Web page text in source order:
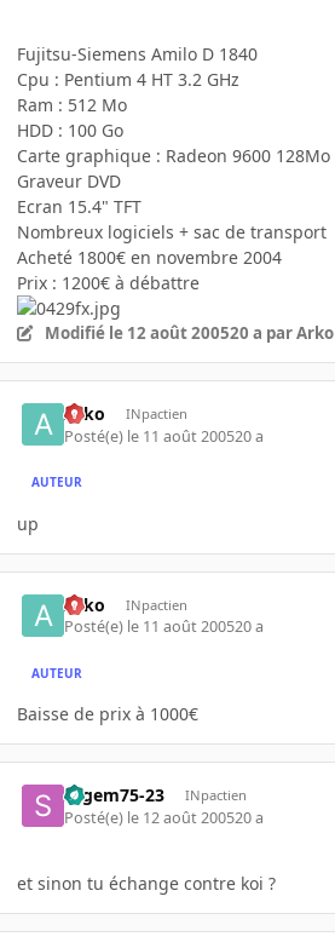
Fujitsu-Siemens Amilo D 1840
Cpu : Pentium 4 HT 3.2 GHz
Ram : 512 Mo
HDD : 100 Go
Carte graphique : Radeon 9600 128Mo
Graveur DVD
Ecran 15.4" TFT
Nombreux logiciels + sac de transport
Acheté 1800€ en novembre 2004
Prix : 1200€ à débattre
Modifié le 12 août 200520 a par Arko
Arko INpactien
Posté(e) le 11 août 200520 a
AUTEUR
up
Arko INpactien
Posté(e) le 11 août 200520 a
AUTEUR
Baisse de prix à 1000€
sagem75-23 INpactien
Posté(e) le 12 août 200520 a
et sinon tu échange contre koi ?